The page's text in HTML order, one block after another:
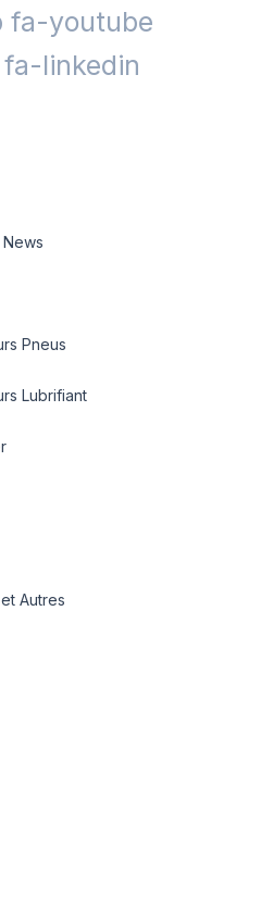
fa-youtube
linkedin
Pneus
Lubrifiant
Autres